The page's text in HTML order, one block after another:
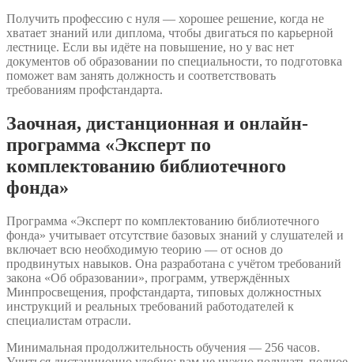
Получить профессию с нуля — хорошее решение, когда не
хватает знаний или диплома, чтобы двигаться по карьерной
лестнице. Если вы идёте на повышение, но у вас нет
документов об образовании по специальности, то подготовка
поможет вам занять должность и соответствовать
требованиям профстандарта.
Заочная, дистанционная и онлайн-
программа «Эксперт по
комплектованию библиотечного
фонда»
Программа «Эксперт по комплектованию библиотечного
фонда» учитывает отсутствие базовых знаний у слушателей и
включает всю необходимую теорию — от основ до
продвинутых навыков. Она разработана с учётом требований
закона «Об образовании», программ, утверждённых
Минпросвещения, профстандарта, типовых должностных
инструкций и реальных требований работодателей к
специалистам отрасли.
Минимальная продолжительность обучения — 256 часов.